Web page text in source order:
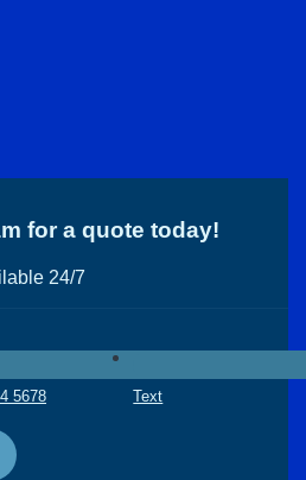
for a quote today!
24/7
5678 Text